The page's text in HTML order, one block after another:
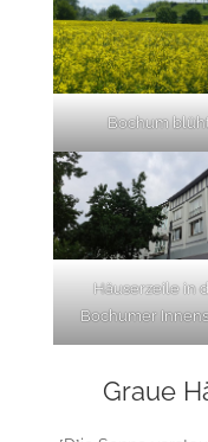
Bochum
Häuserzeile in
Bochumer
Graue